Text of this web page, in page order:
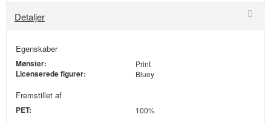
Detaljer
Egenskaber
Mønster: Print
Licenserede figurer: Bluey
Fremstillet af
PET: 100%